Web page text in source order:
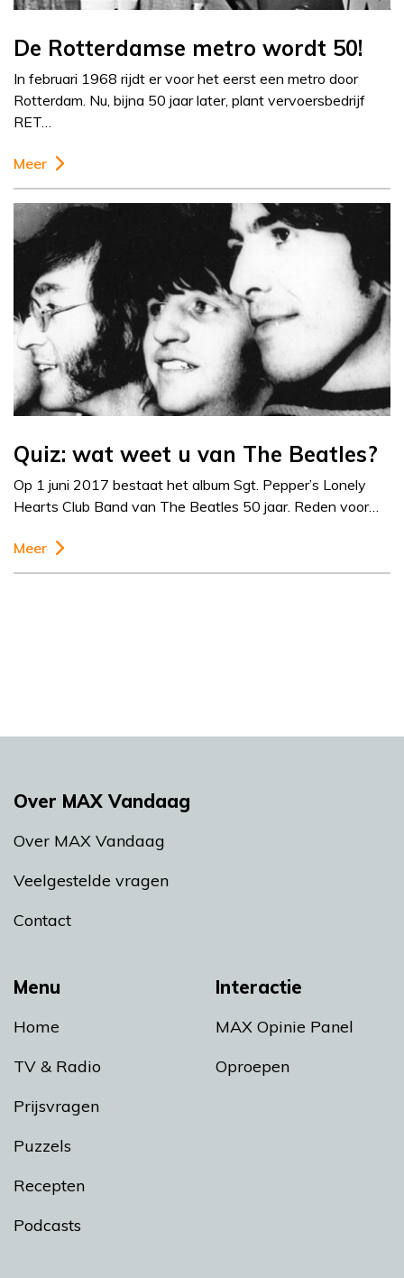
De Rotterdamse metro wordt 50!
In februari 1968 rijdt er voor het eerst een metro door
Rotterdam. Nu, bijna 50 jaar later, plant vervoersbedrijf
RET…
Meer
Quiz: wat weet u van The Beatles?
Op 1 juni 2017 bestaat het album Sgt. Pepper’s Lonely
Hearts Club Band van The Beatles 50 jaar. Reden voor…
Meer
Menu
Home
TV & Radio
Prijsvragen
Puzzels
Recepten
Podcasts
Interactie
MAX Opinie Panel
Oproepen
Over MAX Vandaag
Over MAX Vandaag
Veelgestelde vragen
Contact